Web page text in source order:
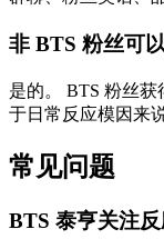
非 BTS 粉丝可
是的。 BTS 粉丝
于日常反应模因来
常见问题
BTS 泰亨关注